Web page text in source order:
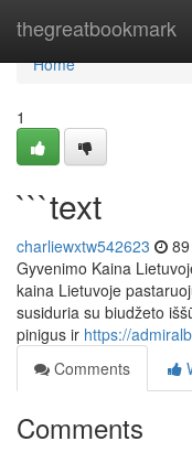
thegreatbookmark
Home
Home
1
```text
charliewxtw542623
Gyvenimo Kaina
kaina Lietuvoje
susiduria su biudžeto
pinigus ir https://
Comments
Comments